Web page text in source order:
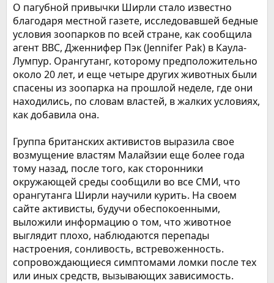
О пагубной привычки Ширли стало известно
благодаря местной газете, исследовавшей бедные
условия зоопарков по всей стране, как сообщила
агент BBC, Дженнифер Пэк (Jennifer Pak) в Каула-
Лумпур. Орангутанг, которому предположительно
около 20 лет, и еще четыре других животных были
спасены из зоопарка на прошлой неделе, где они
находились, по словам властей, в жалких условиях,
как добавила она.
Группа британских активистов выразила свое
возмущение властям Малайзии еще более года
тому назад, после того, как сторонники
окружающей среды сообщили во все СМИ, что
орангутанга Ширли научили курить. На своем
сайте активисты, будучи обеспокоенными,
выложили информацию о том, что животное
выглядит плохо, наблюдаются перепады
настроения, сонливость, встревоженность.
сопровождающиеся симптомами ломки после тех
или иных средств, вызывающих зависимость.